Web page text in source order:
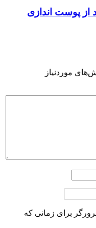
از پوست اندازی
موردنیاز
برای زمانی که